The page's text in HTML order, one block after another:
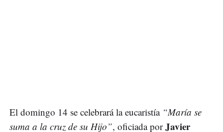
El domingo 14 se celebrará la eucaristía “María se
suma a la cruz de su Hijo”, oficiada porJavier